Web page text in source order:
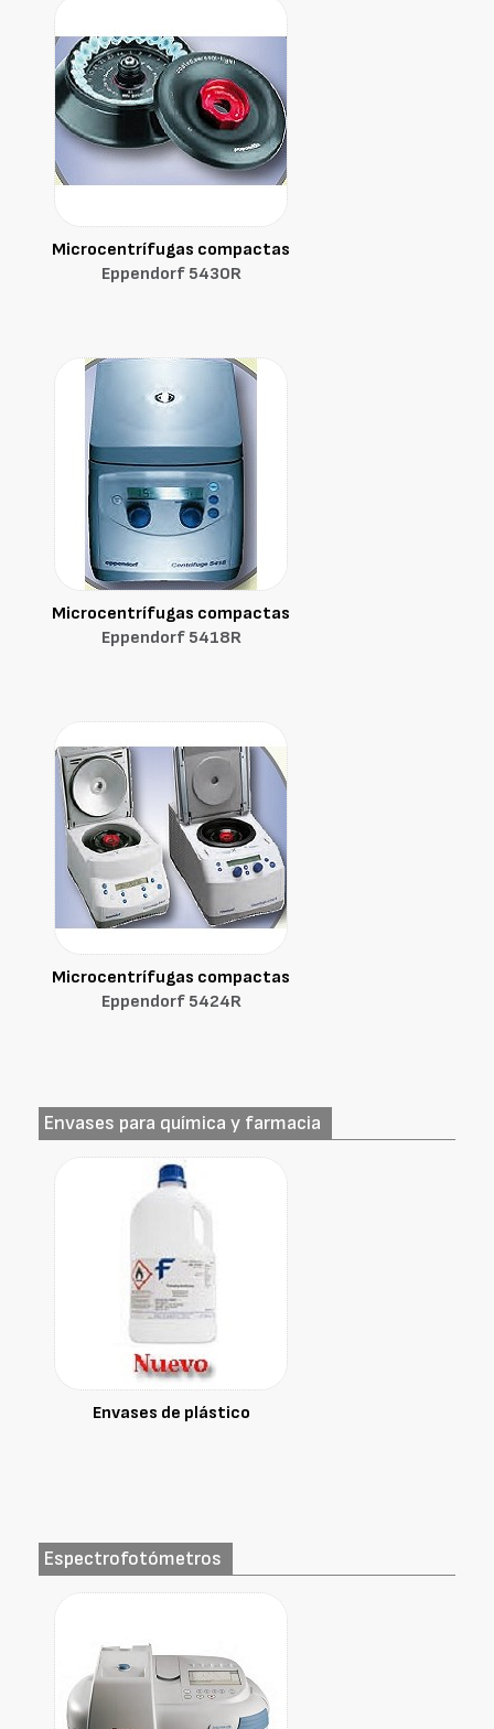
Microcentrífugas compactas
Eppendorf 5430R
Microcentrífugas compactas
Eppendorf 5418R
Microcentrífugas compactas
Eppendorf 5424R
Envases para química y farmacia
Envases de plástico
Espectrofotómetros